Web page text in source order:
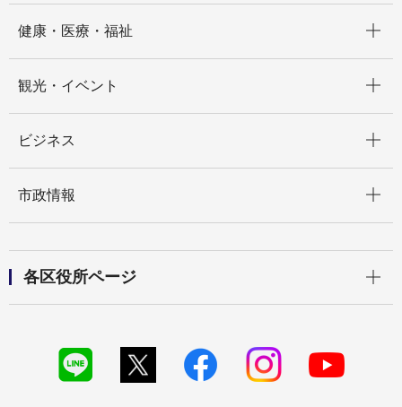
健康・医療・福祉
観光・イベント
ビジネス
市政情報
各区役所ページ